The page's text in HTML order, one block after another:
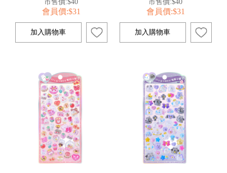
市售價:$40
會員價:$31
市售價:$40
會員價:$31